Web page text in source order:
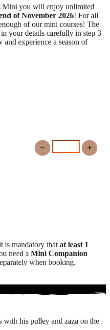
Mini you will enjoy unlimited
of November 2026! For all
of our mini courses! The
your details carefully in step 3
experience a season of
is mandatory that at least 1
need a Mini Companion
when booking.